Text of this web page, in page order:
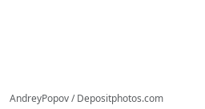
AndreyPopov / Depositphotos.com